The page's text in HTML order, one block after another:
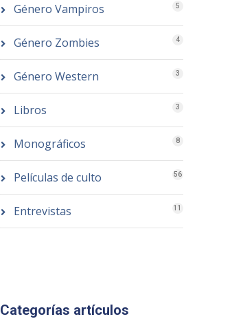
Género Vampiros 5
Género Zombies 4
Género Western 3
Libros 3
Monográficos 8
Películas de culto 56
Entrevistas 11
Categorías artículos